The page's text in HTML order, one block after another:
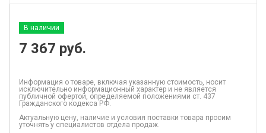
В наличии
7 367 руб.
Информация о товаре, включая указанную стоимость, носит
исключительно информационный характер и не является
публичной офертой, определяемой положениями ст. 437
Гражданского кодекса РФ.
Актуальную цену, наличие и условия поставки товара просим
уточнять у специалистов отдела продаж.